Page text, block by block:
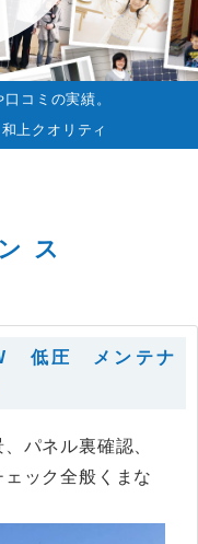
コミの実績。
上クオリティ
ス
低圧 メンテナ
パネル裏確認、
ック全般くまな